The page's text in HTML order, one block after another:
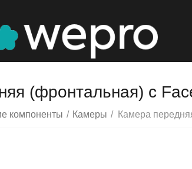
(фронтальная) с
компоненты / Камеры /